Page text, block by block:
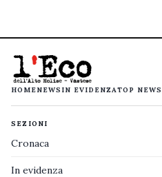
HOMENEWS IN EVIDENZATOP NEWS
SEZIONI
Cronaca
In evidenza